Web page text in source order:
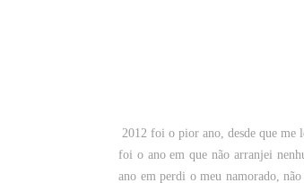
2012 foi o pior ano, desde que me
foi o ano em que não arranjei
ano em perdi o meu namorado,